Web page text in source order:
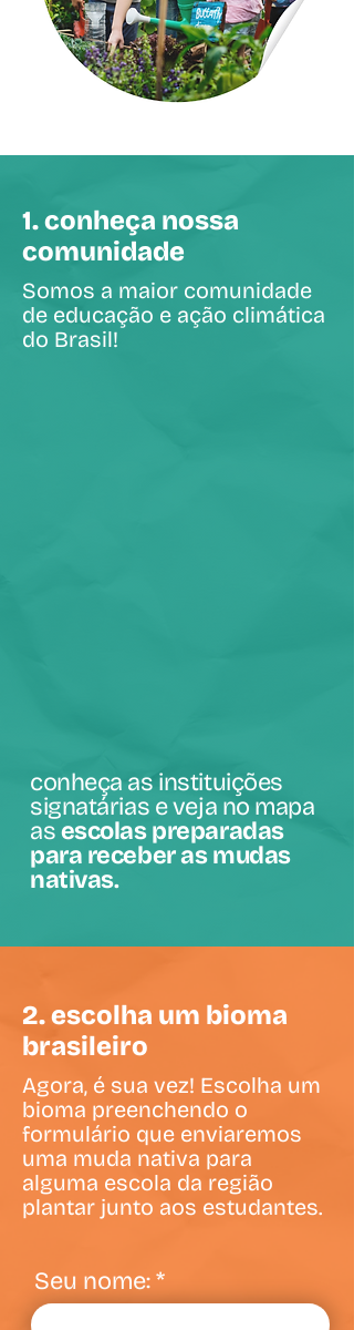
1. conheça nossa
comunidade
Somos a maior comunidade
de educação e ação climática
do Brasil!
conheça as instituições
signatárias e veja no mapa
asescolas preparadas
para receber as mudas
nativas.
2. escolha um bioma
brasileiro
Agora, é sua vez! Escolha um
bioma preenchendo o
formulário que enviaremos
uma muda nativa para
alguma escola da região
plantar junto aos estudantes.
Seu nome: